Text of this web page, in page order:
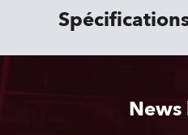
News